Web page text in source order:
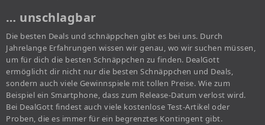
… unschlagbar
Die besten Deals und schnäppchen gibt es bei uns. Durch
Jahrelange Erfahrungen wissen wir genau, wo wir suchen müssen,
um für dich die besten Schnäppchen zu finden. DealGott
ermöglicht dir nicht nur die besten Schnäppchen und Deals,
sondern auch viele Gewinnspiele mit tollen Preise. Wie zum
Beispiel ein Smartphone, dass zum Release-Datum verlost wird.
Bei DealGott findest auch viele kostenlose Test-Artikel oder
Proben, die es immer für ein begrenztes Kontingent gibt.